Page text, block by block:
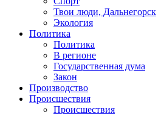
Твои люди, Дальнегорск
Экология
Политика
Политика
В регионе
Государственная дума
Закон
Производство
Происшествия
Происшествия